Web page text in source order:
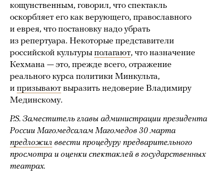
кощунственным, говорил, что спектакль
оскорбляет его как верующего, православного
и еврея, что постановку надо убрать
из репертуара. Некоторые представители
российской культуры полагают, что назначение
Кехмана — это, прежде всего, отражение
реального курса политики Минкульта,
и призывают выразить недоверие Владимиру
Мединскому.
P.S. Заместитель главы администрации президента
России Магомедсалам Магомедов 30 марта
предложил ввести процедуру предварительного
просмотра и оценки спектаклей в государственных
театрах.